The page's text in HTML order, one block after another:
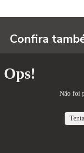
Confira